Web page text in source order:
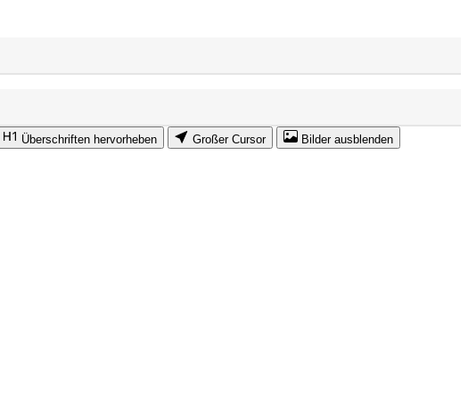
Überschriften hervorheben Großer Cursor Bilder ausblenden